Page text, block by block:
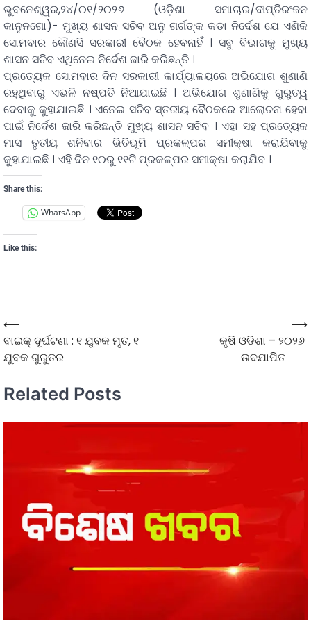
ଭୁବନେଶ୍ୱର,୨୪/୦୧/୨୦୨୬ (ଓଡ଼ିଶା ସମାଚାର/ଦୀପ୍ତିରଂଜନ
କାନୁନଗୋ)- ମୁଖ୍ୟ ଶାସନ ସଚିବ ଅନୁ ଗର୍ଗଙ୍କ କଡା ନିର୍ଦେଶ ଯେ ଏଣିକି
ସୋମବାର କୌଣସି ସରକାରୀ ବୈଠକ ହେବନାହିଁ । ସବୁ ବିଭାଗକୁ ମୁଖ୍ୟ
ଶାସନ ସଚିବ ଏଥିନେଇ ନିର୍ଦେଶ ଜାରି କରିଛନ୍ତି ।
ପ୍ରତ୍ୟେକ ସୋମବାର ଦିନ ସରକାରୀ କାର୍ଯ୍ୟାଳୟରେ ଅଭିଯୋଗ ଶୁଣାଣି
ରହୁଥିବାରୁ ଏଭଳି ନଷ୍ପତିି ନିଆଯାଇଛି । ଅଭିଯୋଗ ଶୁଣାଣିକୁ ଗୁରୁତ୍ୱ
ଦେବାକୁ କୁହାଯାଇଛି । ଏନେଇ ସଚିବ ସ୍ତରୀୟ ବୈଠକରେ ଆଲୋଚନା ହେବା
ପାଇଁ ନିର୍ଦେଶ ଜାରି କରିଛନ୍ତି ମୁଖ୍ୟ ଶାସନ ସଚିବ । ଏହା ସହ ପ୍ରତ୍ୟେକ
ମାସ ତୃତୀୟ ଶନିବାର ଭିତିିଭୂମି ପ୍ରକଳ୍ପର ସମୀକ୍ଷା କରାଯିବାକୁ
କୁହାଯାଇଛି । ଏହି ଦିନ ୧୦ରୁ ୧୧ଟି ପ୍ରକଳ୍ପର ସମୀକ୍ଷା କରାଯିବ ।
Share this:
WhatsApp
Like this:
⟵
ବାଇକ୍ ଦୂର୍ଘଟଣା : ୧ ଯୁବକ ମୃତ, ୧
ଯୁବକ ଗୁରୁତର
କୃଷି ଓଡିଶା – ୨୦୨୬
ଉଦଯାପିତ
⟶
Related Posts